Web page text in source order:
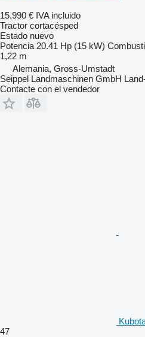
15.990 € IVA incluido
Tractor cortacésped
Estado nuevo
Potencia 20.41 Hp (15 kW)
1,22 m
Alemania, Gross-Umstadt
Seippel Landmaschinen GmbH
Contacte con el vendedor
47